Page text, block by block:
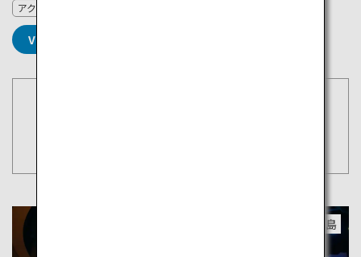
アクティビティ
VIEW DETAILS
徳島